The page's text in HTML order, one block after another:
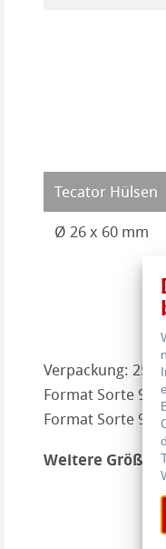
Messen
Tecator Hülsen
Ø 26 x 60 mm
Verpackung: 25
Format Sorte
Format Sorte
Weitere